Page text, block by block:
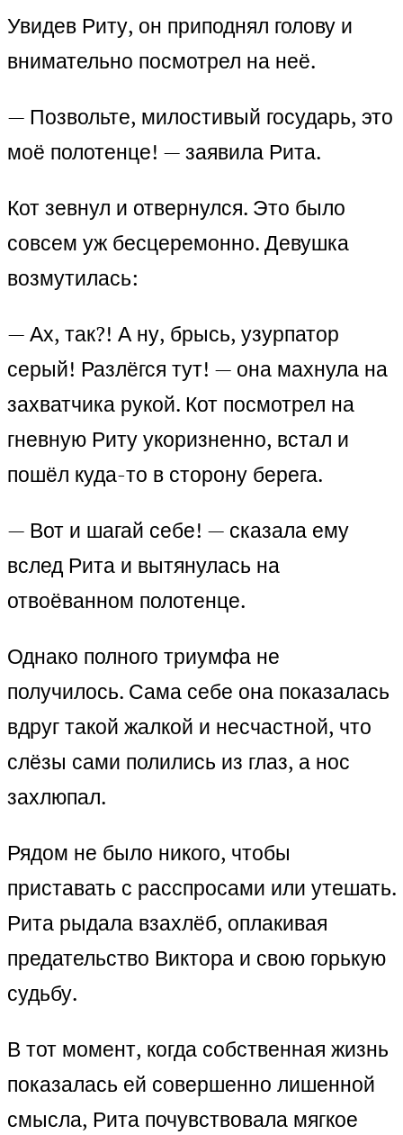
Увидев Риту, он приподнял голову и
внимательно посмотрел на неё.
— Позвольте, милостивый государь, это
моё полотенце! — заявила Рита.
Кот зевнул и отвернулся. Это было
совсем уж бесцеремонно. Девушка
возмутилась:
— Ах, так?! А ну, брысь, узурпатор
серый! Разлёгся тут! — она махнула на
захватчика рукой. Кот посмотрел на
гневную Риту укоризненно, встал и
пошёл куда-то в сторону берега.
— Вот и шагай себе! — сказала ему
вслед Рита и вытянулась на
отвоёванном полотенце.
Однако полного триумфа не
получилось. Сама себе она показалась
вдруг такой жалкой и несчастной, что
слёзы сами полились из глаз, а нос
захлюпал.
Рядом не было никого, чтобы
приставать с расспросами или утешать.
Рита рыдала взахлёб, оплакивая
предательство Виктора и свою горькую
судьбу.
В тот момент, когда собственная жизнь
показалась ей совершенно лишенной
смысла, Рита почувствовала мягкое